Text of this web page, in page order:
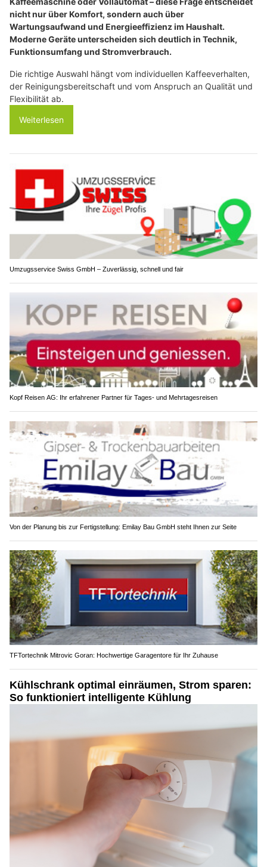
nicht nur über Komfort, sondern auch über
Wartungsaufwand und Energieeffizienz im Haushalt.
Moderne Geräte unterscheiden sich deutlich in Technik,
Funktionsumfang und Stromverbrauch.
Die richtige Auswahl hängt vom individuellen Kaffeeverhalten,
der Reinigungsbereitschaft und vom Anspruch an Qualität und
Flexibilität ab.
Weiterlesen
Umzugsservice Swiss GmbH – Zuverlässig, schnell und fair
Kopf Reisen AG: Ihr erfahrener Partner für Tages- und Mehrtagesreisen
Von der Planung bis zur Fertigstellung: Emilay Bau GmbH steht Ihnen zur Seite
TFTortechnik Mitrovic Goran: Hochwertige Garagentore für Ihr Zuhause
Kühlschrank optimal einräumen, Strom sparen:
So funktioniert intelligente Kühlung